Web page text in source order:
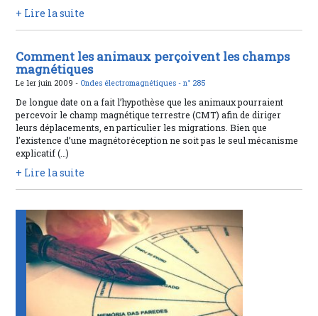
+ Lire la suite
Comment les animaux perçoivent les champs
magnétiques
Le 1er juin 2009 - Ondes électromagnétiques -n° 285
De longue date on a fait l’hypothèse que les animaux pourraient
percevoir le champ magnétique terrestre (CMT) afin de diriger
leurs déplacements, en particulier les migrations. Bien que
l’existence d’une magnétoréception ne soit pas le seul mécanisme
explicatif (…)
+ Lire la suite